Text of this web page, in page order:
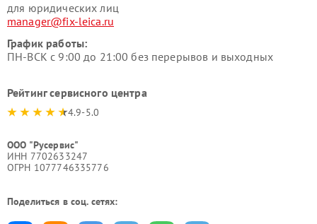
для юридических лиц
manager@fix-leica.ru
График работы:
ПН-ВСК с 9:00 до 21:00 без перерывов и выходных
Рейтинг сервисного центра
4.9-5.0
ООО "Русервис"
ИНН 7702633247
ОГРН 1077746335776
Поделиться в соц. сетях: